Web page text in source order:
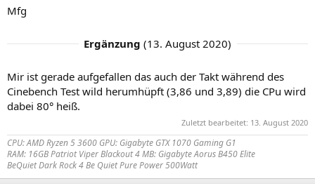
Mfg
Ergänzung (13. August 2020)
Mir ist gerade aufgefallen das auch der Takt während des
Cinebench Test wild herumhüpft (3,86 und 3,89) die CPu wird
dabei 80° heiß.
Zuletzt bearbeitet: 13. August 2020
CPU: AMD Ryzen 5 3600 GPU: Gigabyte GTX 1070 Gaming G1
RAM: 16GB Patriot Viper Blackout 4 MB: Gigabyte Aorus B450 Elite
BeQuiet Dark Rock 4 Be Quiet Pure Power 500Watt